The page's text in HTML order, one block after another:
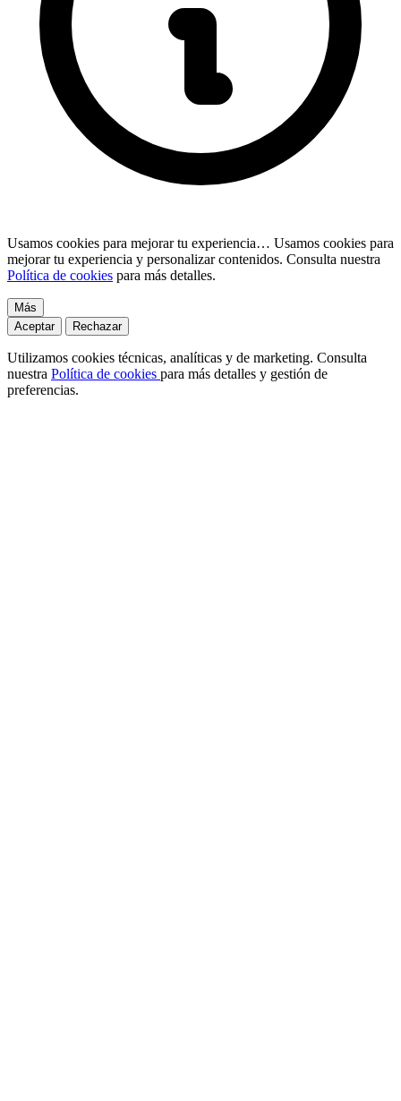
Usamos cookies para mejorar tu experiencia… Usamos cookies para
mejorar tu experiencia y personalizar contenidos. Consulta nuestra
Política de cookies para más detalles.
Más
Aceptar
Rechazar
Utilizamos cookies técnicas, analíticas y de marketing. Consulta
nuestra Política de cookies para más detalles y gestión de
preferencias.